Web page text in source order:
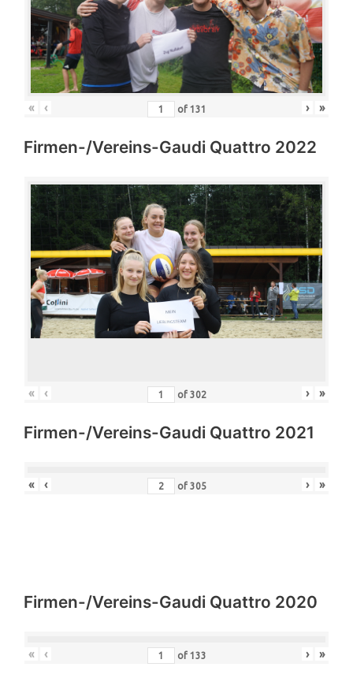
« ‹ of 131 › »
Firmen-/Vereins-Gaudi Quattro 2022
« ‹ of 302 › »
Firmen-/Vereins-Gaudi Quattro 2021
« ‹ of 305 › »